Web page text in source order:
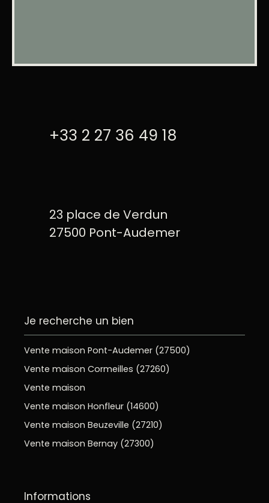
+33 2 27 36 49 18
23 place de Verdun
27500 Pont-Audemer
Je recherche un bien
Vente maison Pont-Audemer (27500)
Vente maison Cormeilles (27260)
Vente maison
Vente maison Honfleur (14600)
Vente maison Beuzeville (27210)
Vente maison Bernay (27300)
Informations